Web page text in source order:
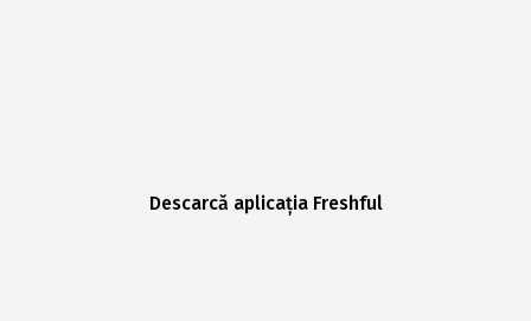
Descarcă aplicația Freshful